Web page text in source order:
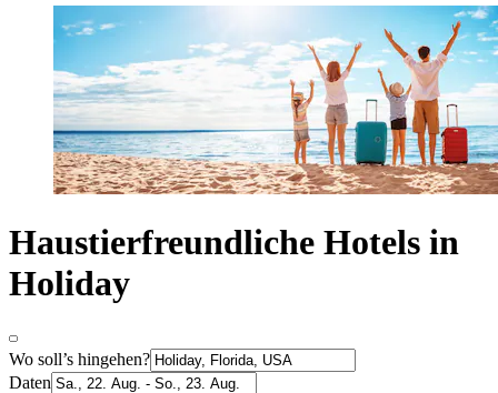
Haustierfreundliche Hotels in
Holiday
Wo soll’s hingehen?
Daten